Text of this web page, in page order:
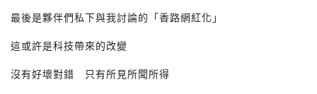
最後是夥伴們私下與我討論的「香路網紅化」
這或許是科技帶來的改變
沒有好壞對錯 只有所見所聞所得